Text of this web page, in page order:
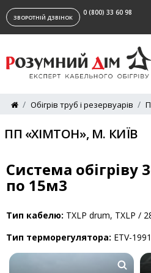
ЗВОРОТНІЙ ДЗВІНОК
0 (800) 33 60 98
Обігрів труб і резервуарів
ПП «ХІМТОН», М. КИЇВ
Система обігріву
по 15м3
Тип кабелю: TXLP drum, TXLP /
Тип терморегулятора: ETV-1991